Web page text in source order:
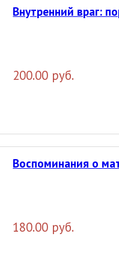
Внутренний враг:
200.00 руб.
Воспоминания о
180.00 руб.